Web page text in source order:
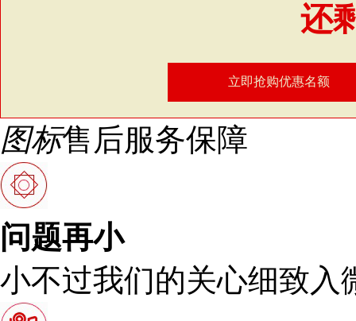
还
立即抢购优惠名额
图标售后服务保障
问题再小
小不过我们的关心细致入